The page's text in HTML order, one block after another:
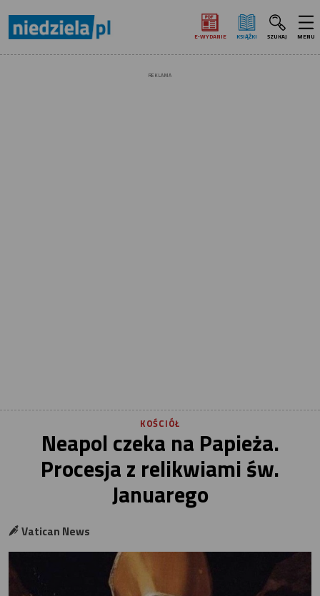
E‑WYDANIE KSIĄŻKI SZUKAJ MENU
REKLAMA
KOŚCIÓŁ
Neapol czeka na Papieża.
Procesja z relikwiami św.
Januarego
Vatican News